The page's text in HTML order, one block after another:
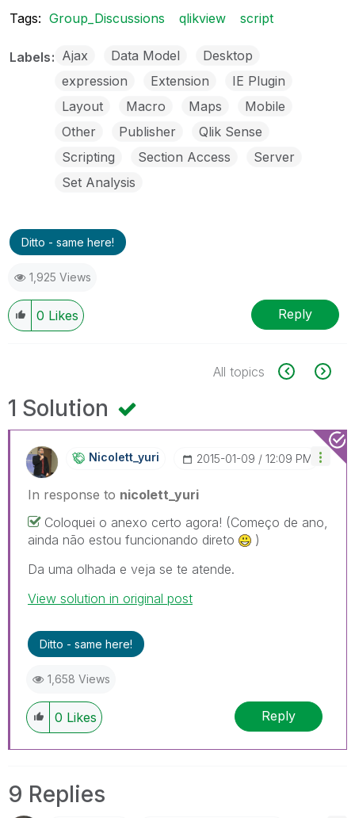
Tags: Group_Discussions qlikview script
Labels Ajax Data Model
Desktop
expression
Extension
IE Plugin
Layout
Macro Maps
Mobile
Other
Publisher
Qlik Sense
Scripting
Section Access
Server
Set Analysis
Ditto - same here!
1,925 Views
0 Likes Reply
All topics
1 Solution
Nicolett_yuri ‎2015-01-09 12:09 PM
In response to nicolett_yuri
Coloquei o anexo certo agora! (Começo de ano,
ainda não estou funcionando direto
)
Da uma olhada e veja se te atende.
View solution in original post
Ditto - same here!
1,658 Views
0 Likes Reply
9 Replies